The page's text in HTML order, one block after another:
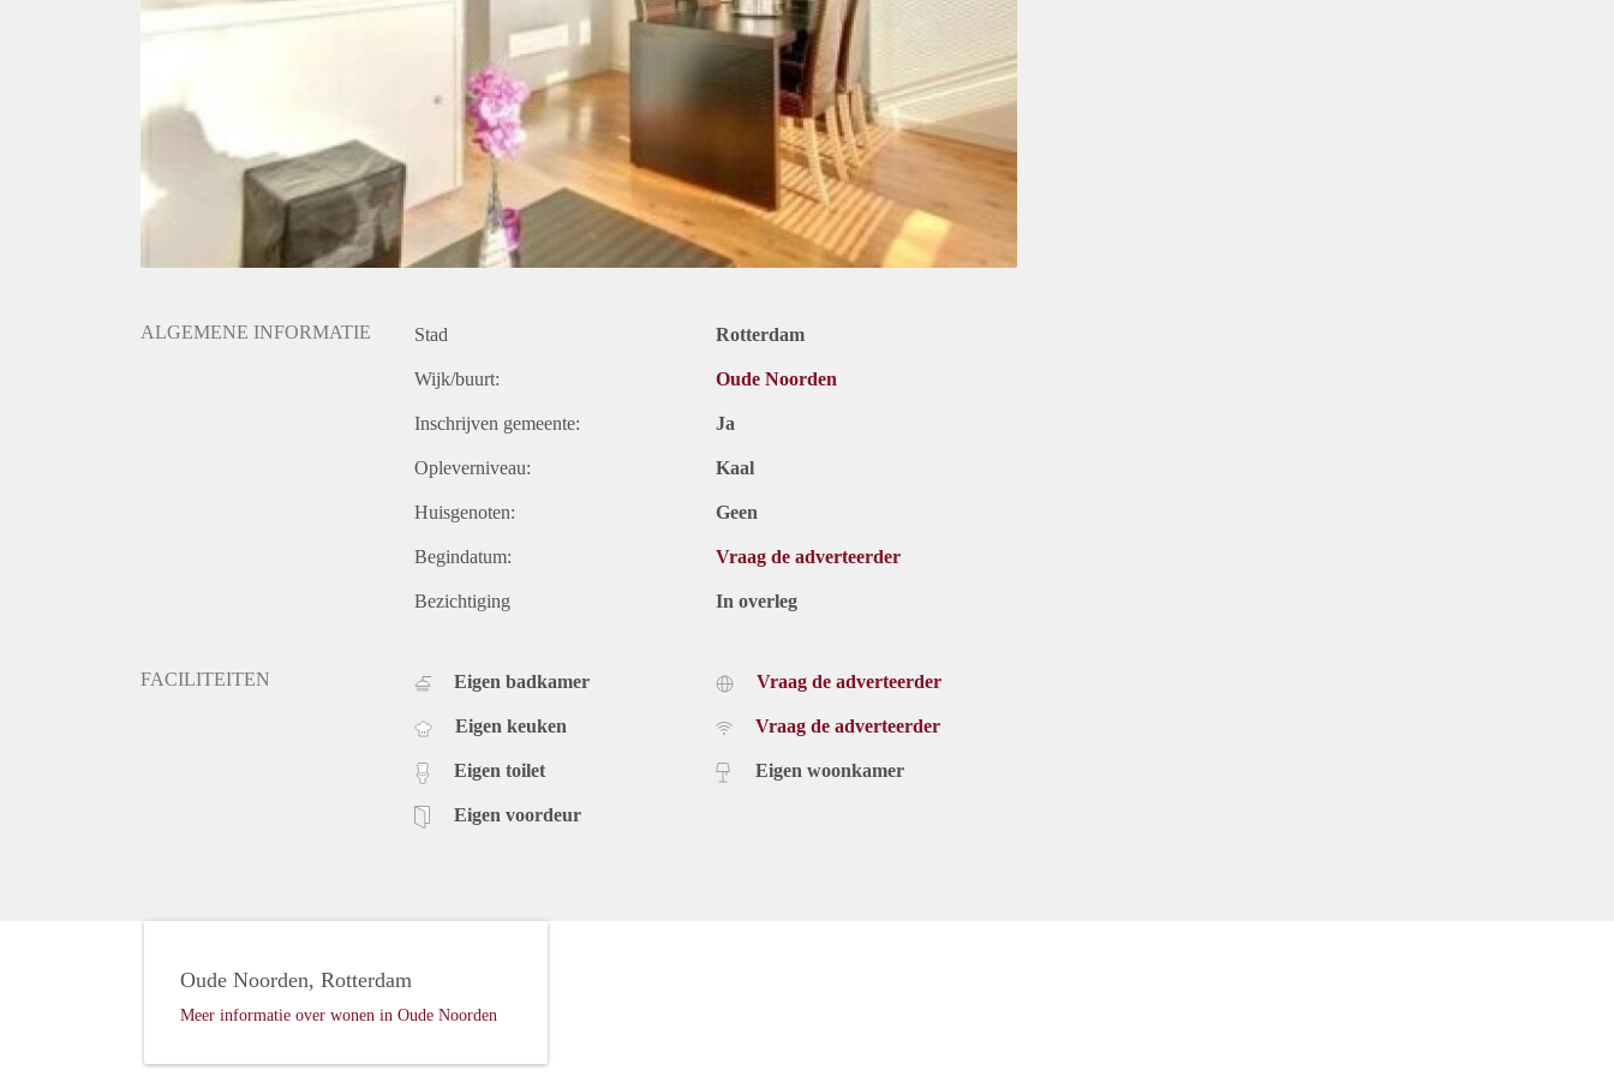
ALGEMENE INFORMATIE Stad Rotterdam
Wijk/buurt: Oude Noorden
Inschrijven gemeente: Ja
Opleverniveau: Kaal
Huisgenoten: Geen
Begindatum: Vraag de adverteerder
Bezichtiging In overleg
FACILITEITEN Eigen badkamer
Eigen keuken
Eigen toilet
Eigen voordeur
Vraag de adverteerder
Vraag de adverteerder
Eigen woonkamer
Oude Noorden, Rotterdam
Meer informatie over wonen in Oude Noorden